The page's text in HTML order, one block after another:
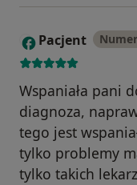
P Pacjent
Wspaniała pani
diagnoza,
tego jest
tylko problemy
tylko takich